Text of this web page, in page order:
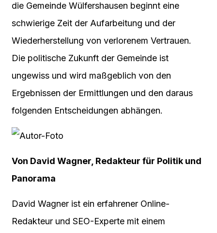
die Gemeinde Wülfershausen beginnt eine
schwierige Zeit der Aufarbeitung und der
Wiederherstellung von verlorenem Vertrauen.
Die politische Zukunft der Gemeinde ist
ungewiss und wird maßgeblich von den
Ergebnissen der Ermittlungen und den daraus
folgenden Entscheidungen abhängen.
Von David Wagner, Redakteur für Politik und
Panorama
David Wagner ist ein erfahrener Online-
Redakteur und SEO-Experte mit einem